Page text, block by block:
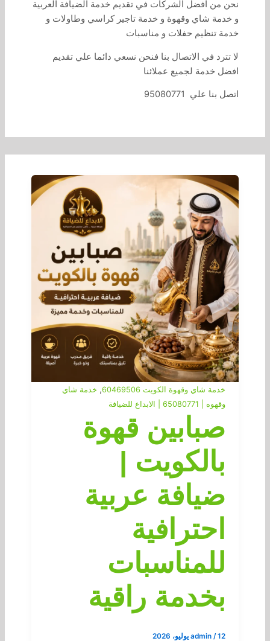
نحن من افضل الشركات في تقديم خدمة الضيافة العربية
و خدمة شاي وقهوة و خدمة تاجير كراسي وطاولات و
خدمة تنظيم حفلات و مناسبات
لا تترد في الاتصال بنا فنحن نسعي دائما علي تقديم
افضل خدمة لجميع عملائنا
اتصل بنا علي 95080771
خدمة شاي وقهوة الكويت 60469506 , خدمة شاي
وقهوه | 65080771 | الابداع للضيافة
صبابين قهوة
بالكويت |
ضيافة عربية
احترافية
للمناسبات
بخدمة راقية
admin /12 يوليو، 2026